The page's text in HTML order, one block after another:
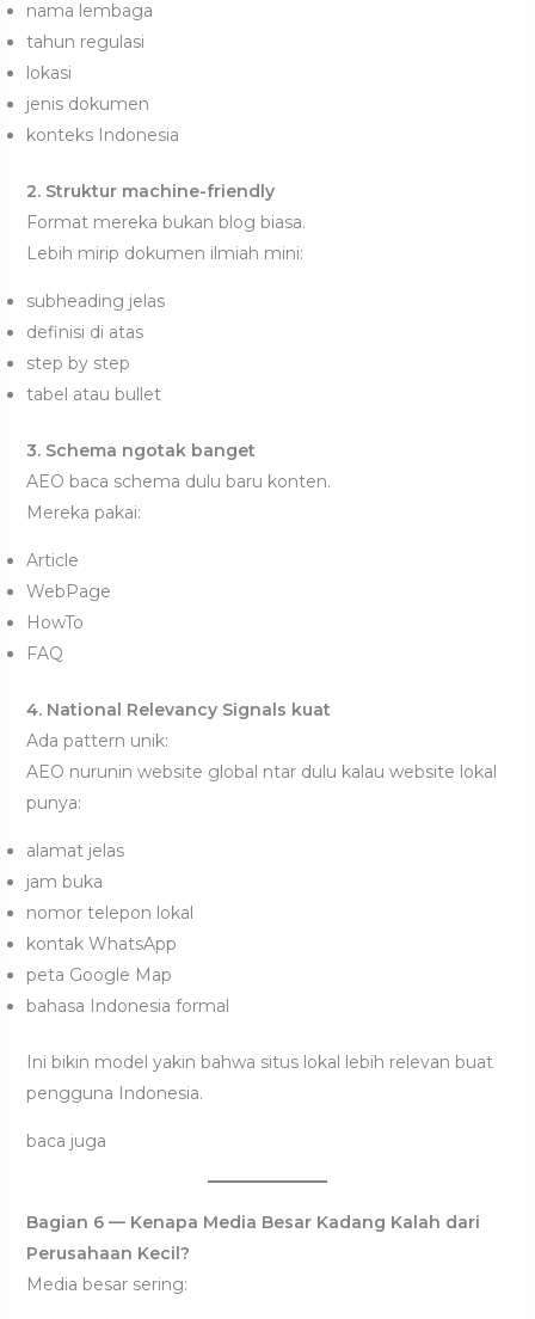
nama lembaga
tahun regulasi
lokasi
jenis dokumen
konteks Indonesia
2. Struktur machine-friendly
Format mereka bukan blog biasa.
Lebih mirip dokumen ilmiah mini:
subheading jelas
definisi di atas
step by step
tabel atau bullet
3. Schema ngotak banget
AEO baca schema dulu baru konten.
Mereka pakai:
Article
WebPage
HowTo
FAQ
4. National Relevancy Signals kuat
Ada pattern unik:
AEO nurunin website global ntar dulu kalau website lokal
punya:
alamat jelas
jam buka
nomor telepon lokal
kontak WhatsApp
peta Google Map
bahasa Indonesia formal
Ini bikin model yakin bahwa situs lokal lebih relevan buat
pengguna Indonesia.
baca juga
Bagian 6 — Kenapa Media Besar Kadang Kalah dari
Perusahaan Kecil?
Media besar sering: